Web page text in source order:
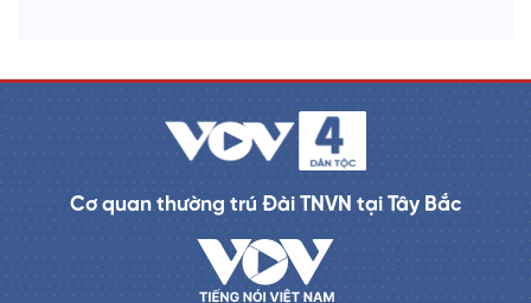
Cơ quan thường trú Đài TNVN tại Tây Bắc